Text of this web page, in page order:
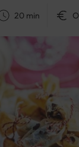
20 min